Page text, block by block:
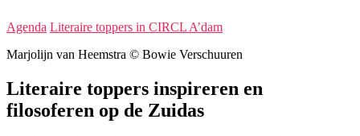
Agenda Literaire toppers in CIRCL A’dam
Marjolijn van Heemstra © Bowie Verschuuren
Literaire toppers inspireren en
filosoferen op de Zuidas